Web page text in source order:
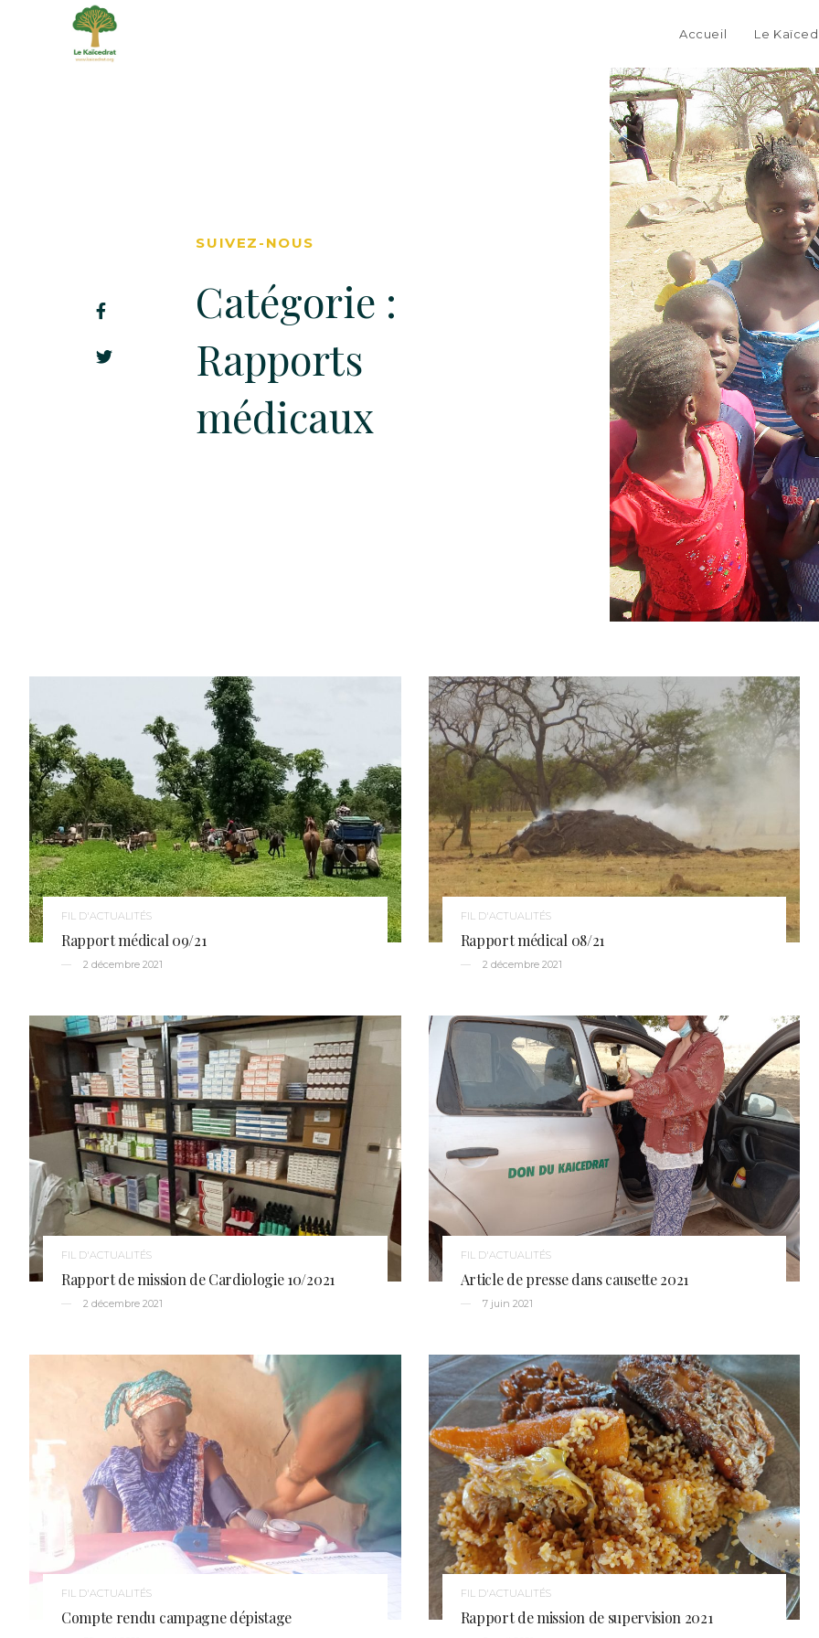
Accueil Le
SUIVEZ-NOUS
Catégorie :
Rapports
médicaux
FIL D'ACTUALITÉS
Rapport médical 09/21
2 décembre 2021
FIL D'ACTUALITÉS
Rapport médical 08/21
2 décembre 2021
FIL D'ACTUALITÉS
Rapport de mission de Cardiologie 10/2021
2 décembre 2021
FIL D'ACTUALITÉS
Article de presse dans causette 2021
7 juin 2021
FIL D'ACTUALITÉS
Compte rendu campagne dépistage
FIL D'ACTUALITÉS
Rapport de mission de supervision 2021